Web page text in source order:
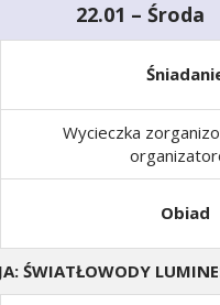
22.01 – Środa
Wycieczka
Obiad
ŚWIATŁOWODY